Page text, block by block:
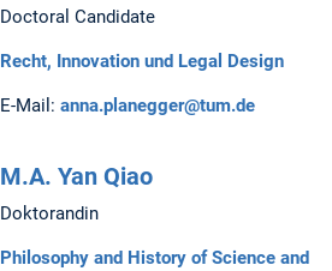
Doctoral Candidate
Recht, Innovation und Legal Design
E-Mail: anna.planegger@tum.de
M.A. Yan Qiao
Doktorandin
Philosophy and History of Science and